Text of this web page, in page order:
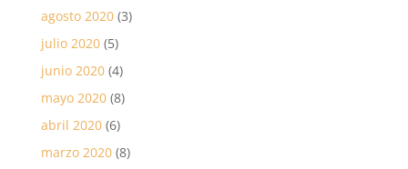
agosto 2020(3)
julio 2020(5)
junio 2020(4)
mayo 2020(8)
abril 2020(6)
marzo 2020(8)